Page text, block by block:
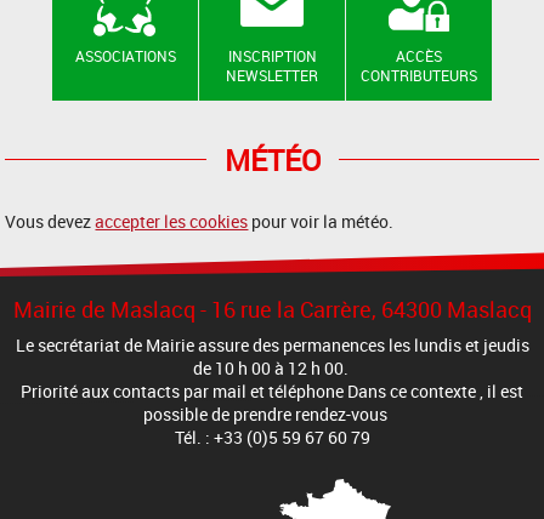
ASSOCIATIONS
INSCRIPTION
NEWSLETTER
ACCÈS
CONTRIBUTEURS
MÉTÉO
Vous devezaccepter les cookies pour voir la météo.
Mairie de Maslacq - 16 rue la Carrère, 64300 Maslacq
Le secrétariat de Mairie assure des permanences les lundis et jeudis
de 10 h 00 à 12 h 00.
Priorité aux contacts par mail et téléphone Dans ce contexte , il est
possible de prendre rendez-vous
Tél. : +33 (0)5 59 67 60 79